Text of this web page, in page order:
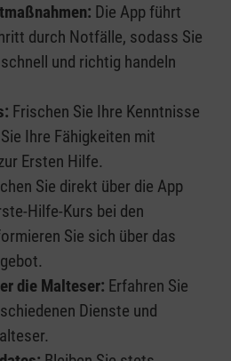
Die App führt
durch Notfälle, sodass Sie
und richtig handeln
Frischen Sie Ihre Kenntnisse
Ihre Fähigkeiten mit
Ersten Hilfe.
Sie direkt über die App
Hilfe-Kurs bei den
Sie sich über das
die Malteser: Erfahren Sie
Dienste und